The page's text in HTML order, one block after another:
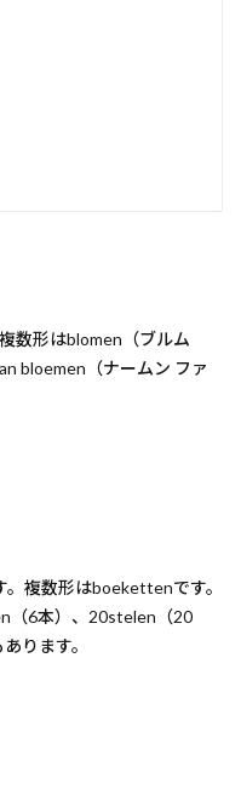
数形はblomen（ブルム
bloemen（ナームン ファ
複数形はboekettenです。
（6本）、20stelen（20
ります。